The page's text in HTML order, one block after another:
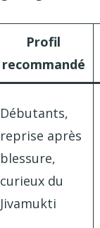
Profil
recommandé
Débutants,
reprise après
blessure,
curieux du
Jivamukti